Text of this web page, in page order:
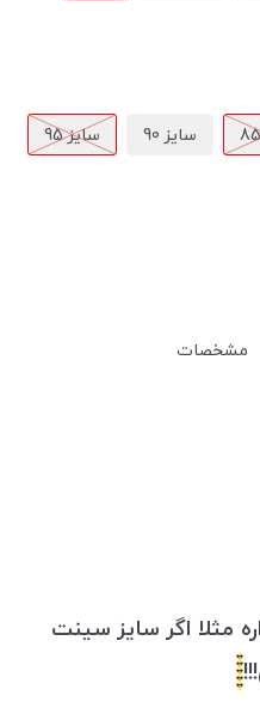
سایز 90 سایز 95
مشخصات
مثلا اگر سایز سینت